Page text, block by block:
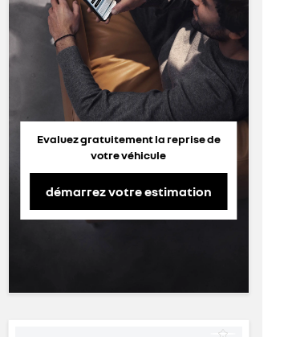
Evaluez gratuitement la reprise de
votre véhicule
démarrez votre estimation